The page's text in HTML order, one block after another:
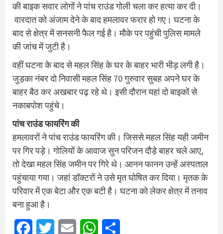
की बाइक सवार लोगों ने पांच राउंड गोली चला कर हत्या कर दी।
वारदात को अंजाम देने के बाद हमलावर फरार हो गए। घटना के
बाद से क्षेत्र में सनसनी फैल गई है। मौके पर पहुंची पुलिस मामले
की जांच में जुटी है।
वहीं घटना के बाद से महल सिंह के घर के बाहर भारी भीड़ लगी है।
जुड़का नंबर दो निवासी महल सिंह 70 गुरुवार सुबह अपने घर के
बाहर बैठ कर अखबार पढ़ रहे थे। इसी दौरान यहां दो बाइकों से
नकाबपोश पहुंचे।
पांच राउंड फायरिंग की
हमलावरों ने पांच राउंड फायरिंग की। जिससे महल सिंह यही जमीन
पर गिर पड़े। गोलियों के आवाज सुन परिजन दौड़े बाहर चले आए,
तो देखा महल सिंह जमीन पर गिरे थे। आनन फानन उन्हें अस्पताल
पहुंचाया गया। जहां डॉक्टरों ने उसे मृत घोषित कर दिया। मृतक के
परिवार में एक बेटा और एक बटी है। घटना को लेकर क्षेत्र में तनाव
बना हुआ है।
FacebookTwitter Email WhatsApp